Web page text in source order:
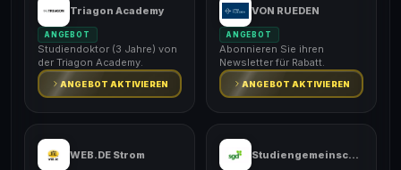
Triagon Academy
ANGEBOT
Studiendoktor (3 Jahre) von
der Triagon Academy.
ANGEBOT AKTIVIEREN
VON RUEDEN
ANGEBOT
Abonnieren Sie ihren
Newsletter für Rabatt.
ANGEBOT AKTIVIEREN
WEB.DE Strom Studiengemeinschaft Darmstadt